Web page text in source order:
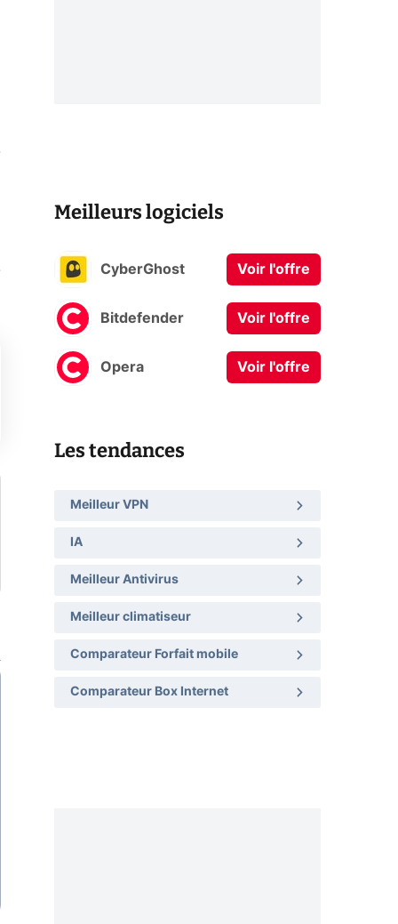
Meilleurs logiciels
CyberGhost Voir l'offre
Bitdefender Voir l'offre
Opera Voir l'offre
Les tendances
Meilleur VPN
IA
Meilleur Antivirus
Meilleur climatiseur
Comparateur Forfait mobile
Comparateur Box Internet